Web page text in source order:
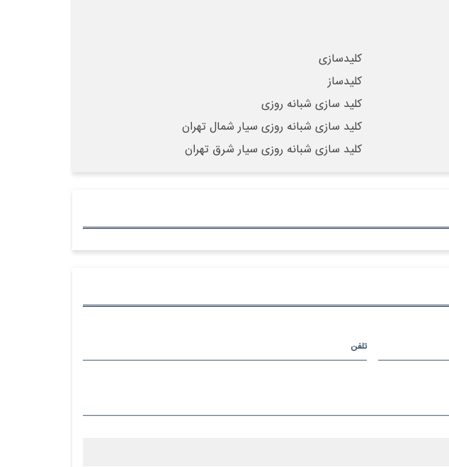
کلیدسازی
کلیدساز
کلید سازی شبانه روزی
کلید سازی شبانه روزی سیار شمال تهران
کلید سازی شبانه روزی سیار شرق تهران
تلفن